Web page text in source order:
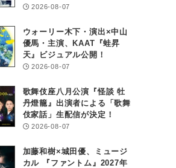
2026-08-07
ウォーリー木下・演出×中山
優馬・主演、KAAT『蛙昇
天』ビジュアル公開！
2026-08-07
歌舞伎座八月公演『怪談 牡
丹燈籠』出演者による「歌舞
伎家話」生配信が決定！
2026-08-07
加藤和樹×城田優、ミュージ
カル 『ファントム』2027年